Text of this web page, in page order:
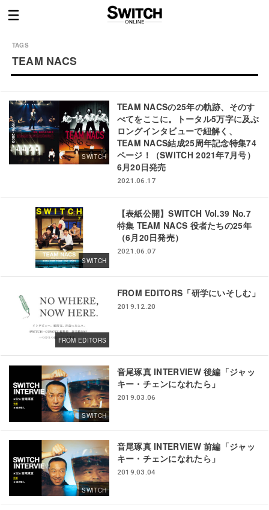
TEAM NACS
SWITCH
TEAM NACSの25年の軌跡、そのす
べてをここに。トータル5万字に及ぶ
ロングインタビューで紐解く、
TEAM NACS結成25周年記念特集74
ページ！（SWITCH 2021年7月号）
6月20日発売
2021.06.17
SWITCH
【表紙公開】SWITCH Vol.39 No.7
特集 TEAM NACS 役者たちの25年
（6月20日発売）
2021.06.07
FROM EDITORS
FROM EDITORS「研学にいそしむ」
2019.12.20
SWITCH
音尾琢真 INTERVIEW 後編「ジャッ
キー・チェンになれたら」
2019.03.06
SWITCH
音尾琢真 INTERVIEW 前編「ジャッ
キー・チェンになれたら」
2019.03.04